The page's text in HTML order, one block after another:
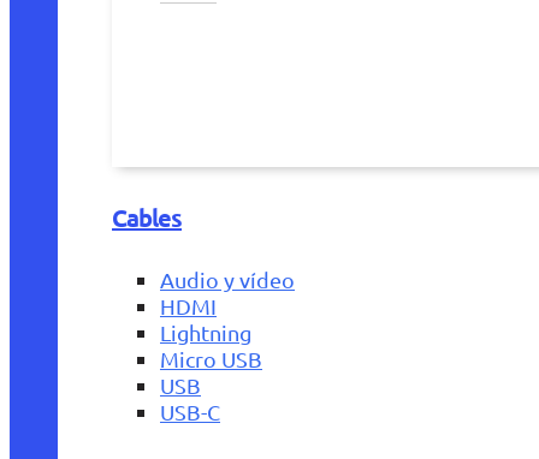
Cables
Audio y vídeo
HDMI
Lightning
Micro USB
USB
USB-C